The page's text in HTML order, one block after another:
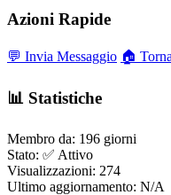
Azioni Rapide
💬 Invia Messaggio 🏠
📊 Statistiche
Membro da: 196 giorni
Stato: ✅ Attivo
Visualizzazioni: 274
Ultimo aggiornamento: N/A